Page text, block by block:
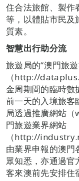
住合法旅館、製作
等，以體貼市民及
質素。
智慧出行助分流
旅遊局的“澳門旅
（http://
金周期間的臨時
前一天的入境旅客
局透過推廣網站
門旅遊業界網站
（http://
由業界申報的澳門
眾知悉，亦通過
客來澳前先安排住